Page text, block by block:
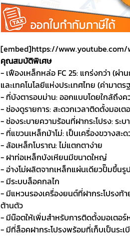
[embed]https://www.youtube.com/
คุณสมบัติพิเศษ
- เฟืองเหล็กหล่อ FC 25: แกร่งกว่า (ผ่
และเทคโนโลยีแห่งประเทศไทย (ค่ามาตร
- ที่บังตารอบม่าน: ออกแบบโดยใกล้ถึง
- ช่องดูรายการ: สะดวกเวลาติดตั้งมอเต
- ช่องระบายความร้อนที่ฝากระโปรง: ระ
- ที่แขวนเหล็กม้าโม่: เป็นเครื่องขวางสะ
- ล้อเหล็กโบราณ: ไม่แตกตาง่าย
- ฝาท่อเหล็กบังเหียนมีขนาดใหญ่
- อ่างโม่ผลิตจากเหล็กแผ่นเดียวปั๊มขึ้น
- มีระบบล็อคกลไก
- มีแหวนรองเครื่องยนต์ที่ฝากระโปรงท้
ต้านตัว
- มีน๊อตให้เพิ่มสำหรับการติดตั้งมอเตอร์
- มีที่ล็อคฝากระโปรงพร้อมที่เก็บเป็นระเ